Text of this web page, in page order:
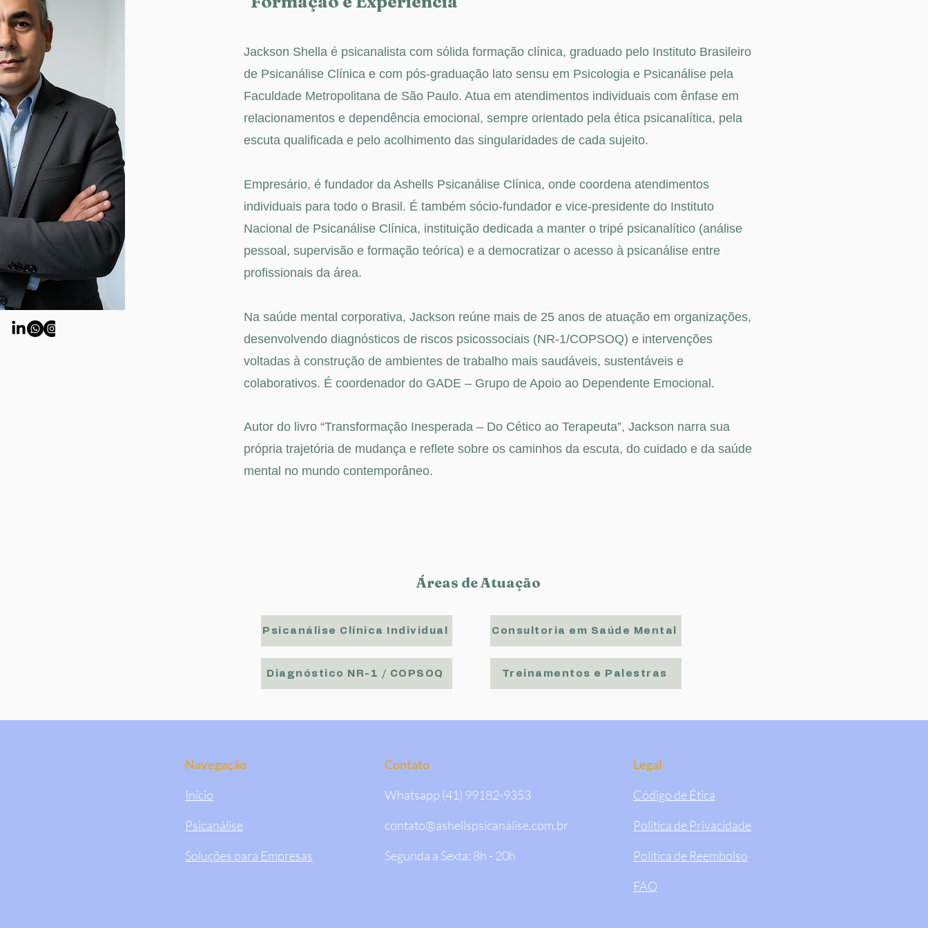
Jackson Shella é psicanalista com sólida formação clínica, graduado pelo Instituto Brasileiro
de Psicanálise Clínica e com pós-graduação lato sensu em Psicologia e Psicanálise pela
Faculdade Metropolitana de São Paulo. Atua em atendimentos individuais com ênfase em
relacionamentos e dependência emocional, sempre orientado pela ética psicanalítica, pela
escuta qualificada e pelo acolhimento das singularidades de cada sujeito.
Empresário, é fundador da Ashells Psicanálise Clínica, onde coordena atendimentos
individuais para todo o Brasil. É também sócio-fundador e vice-presidente do Instituto
Nacional de Psicanálise Clínica, instituição dedicada a manter o tripé psicanalítico (análise
pessoal, supervisão e formação teórica) e a democratizar o acesso à psicanálise entre
profissionais da área.
Na saúde mental corporativa, Jackson reúne mais de 25 anos de atuação em organizações,
desenvolvendo diagnósticos de riscos psicossociais (NR-1/COPSOQ) e intervenções
voltadas à construção de ambientes de trabalho mais saudáveis, sustentáveis e
colaborativos. É coordenador do GADE – Grupo de Apoio ao Dependente Emocional.
Autor do livro “Transformação Inesperada – Do Cético ao Terapeuta”, Jackson narra sua
própria trajetória de mudança e reflete sobre os caminhos da escuta, do cuidado e da saúde
mental no mundo contemporâneo.
Áreas de Atuação
Psicanálise Clínica Individual
Diagnóstico NR-1 / COPSOQ
Consultoria em Saúde Mental
Treinamentos e Palestras
Navegação
Início
Psicanálise
Soluções para Empresas
Contato
Whatsapp (41) 99182-9353
contato@ashellspsicanalise.com.br
Segunda a Sexta: 8h - 20h
Legal
Código de Ética
Política de Privacidade
Política de Reembolso
FAQ